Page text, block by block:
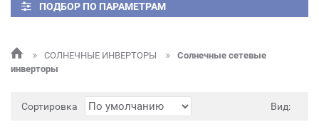
ПОДБОР ПО ПАРАМЕТРАМ
СОЛНЕЧНЫЕ ИНВЕРТОРЫ
Солнечные сетевые
инверторы
Сортировка Вид: